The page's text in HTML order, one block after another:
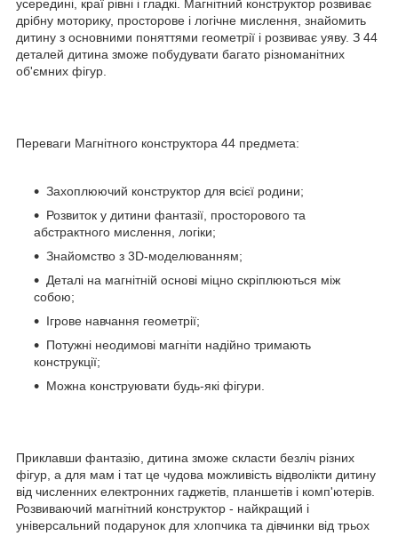
усередині, краї рівні і гладкі. Магнітний конструктор розвиває
дрібну моторику, просторове і логічне мислення, знайомить
дитину з основними поняттями геометрії і розвиває уяву. З 44
деталей дитина зможе побудувати багато різноманітних
об'ємних фігур.
Переваги Магнітного конструктора 44 предмета:
Захоплюючий конструктор для всієї родини;
Розвиток у дитини фантазії, просторового та
абстрактного мислення, логіки;
Знайомство з 3D-моделюванням;
Деталі на магнітній основі міцно скріплюються між
собою;
Ігрове навчання геометрії;
Потужні неодимові магніти надійно тримають
конструкції;
Можна конструювати будь-які фігури.
Приклавши фантазію, дитина зможе скласти безліч різних
фігур, а для мам і тат це чудова можливість відволікти дитину
від численних електронних гаджетів, планшетів і комп'ютерів.
Розвиваючий магнітний конструктор - найкращий і
універсальний подарунок для хлопчика та дівчинки від трьох